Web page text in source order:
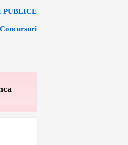
PUBLICE
Concursuri